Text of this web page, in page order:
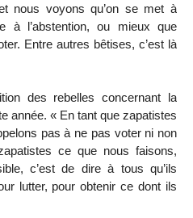
nous voyons qu’on se met à
à l’abstention, ou mieux que
Entre autres bêtises, c’est là
des rebelles concernant la
année. « En tant que zapatistes
pas à ne pas voter ni non
ce que nous faisons,
c’est de dire à tous qu’ils
lutter, pour obtenir ce dont ils